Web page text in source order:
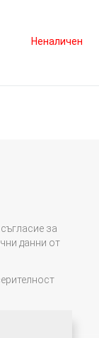
Неналичен
за
данни от